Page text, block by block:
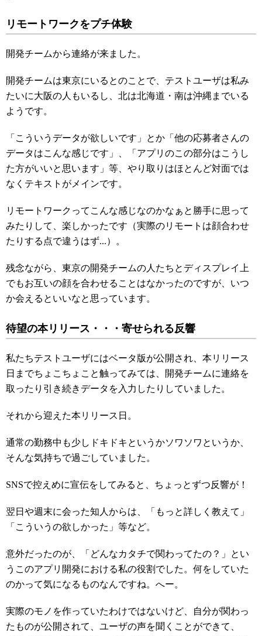
リモートワークをプチ体験
開発チームから連絡が来ました。
開発チームは東京にいるとのことで、テストユーザは私み
たいに大阪の人もいるし、北は北海道・南は沖縄までいる
ようです。
「こういうデータが欲しいです」とか「他の応募者さんの
データはこんな感じです」、「アプリのこの部分はこうし
た方がいいと思います」等、やり取りはほとんど対面では
なくテキストがメインです。
リモートワークってこんな感じなのかなぁと勝手に思って
みたりして、楽しかったです（実際のリモートは顔合わせ
たりする点で違うはず...）。
残念ながら、東京の開発チームの人たちとディスプレイ上
でもお互いの顔を合わせることはなかったのですが、いつ
か会えるといいなと思っています。
待望の本リリース・・・寄せられる反響
私たちテストユーザにはベータ版が公開され、本リリース
日までちょこちょこと触ってみては、開発チームに連絡を
取ったり引き続きデータを入力したりしていました。
それから迎えた本リリース日。
通常の勤務中も少しドキドキというかソワソワというか、
そんな気持ちで過ごしていました。
SNSで控えめに宣伝をしてみると、ちょっとずつ反響が！
翌日や週末に会った知人からは、「もっと詳しく教えて」
「こういうの欲しかった」等など。
意外だったのが、「どんなカタチで関わってたの？」とい
うこのアプリ開発における私の役割でした。何をしていた
のかって気になるものなんですね。へー。
実際のモノを作っていたわけではないけど、自分が関わっ
たものが公開されて、ユーザの声を聞くことができて、